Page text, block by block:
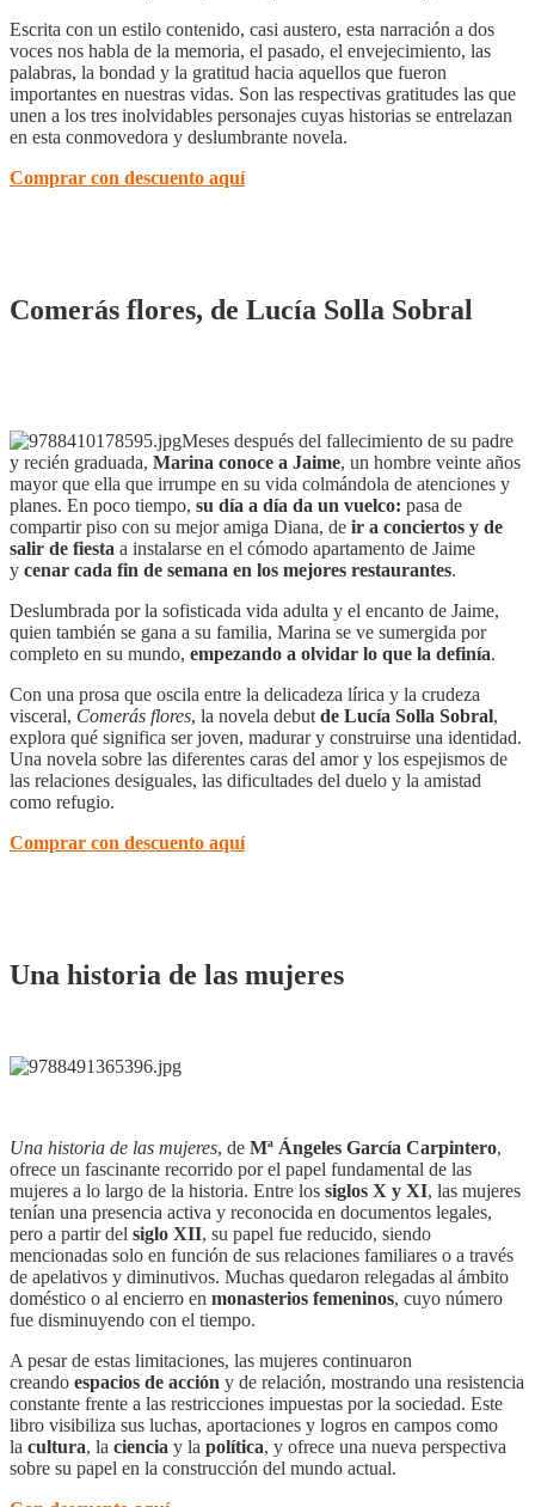
Escrita con un estilo contenido, casi austero, esta narración a dos
voces nos habla de la memoria, el pasado, el envejecimiento, las
palabras, la bondad y la gratitud hacia aquellos que fueron
importantes en nuestras vidas. Son las respectivas gratitudes las que
unen a los tres inolvidables personajes cuyas historias se entrelazan
en esta conmovedora y deslumbrante novela.
Comprar con descuento aquí
Comerás flores, de Lucía Solla Sobral
Meses después del fallecimiento de su padre
y recién graduada, Marina conoce a Jaime, un hombre veinte años
mayor que ella que irrumpe en su vida colmándola de atenciones y
planes. En poco tiempo, su día a día da un vuelco: pasa de
compartir piso con su mejor amiga Diana, de ir a conciertos y de
salir de fiesta a instalarse en el cómodo apartamento de Jaime
y cenar cada fin de semana en los mejores restaurantes.
Deslumbrada por la sofisticada vida adulta y el encanto de Jaime,
quien también se gana a su familia, Marina se ve sumergida por
completo en su mundo, empezando a olvidar lo que la definía.
Con una prosa que oscila entre la delicadeza lírica y la crudeza
visceral, Comerás flores, la novela debutde Lucía Solla Sobral,
explora qué significa ser joven, madurar y construirse una identidad.
Una novela sobre las diferentes caras del amor y los espejismos de
las relaciones desiguales, las dificultades del duelo y la amistad
como refugio.
Comprar con descuento aquí
Una historia de las mujeres
Una historia de las mujeres, de Mª Ángeles García Carpintero,
ofrece un fascinante recorrido por el papel fundamental de las
mujeres a lo largo de la historia. Entre los siglos X y XI, las mujeres
tenían una presencia activa y reconocida en documentos legales,
pero a partir del siglo XII, su papel fue reducido, siendo
mencionadas solo en función de sus relaciones familiares o a través
de apelativos y diminutivos. Muchas quedaron relegadas al ámbito
doméstico o al encierro en monasterios femeninos, cuyo número
fue disminuyendo con el tiempo.
A pesar de estas limitaciones, las mujeres continuaron
creando espacios de acción y de relación, mostrando una resistencia
constante frente a las restricciones impuestas por la sociedad. Este
libro visibiliza sus luchas, aportaciones y logros en campos como
la cultura, la ciencia y la política, y ofrece una nueva perspectiva
sobre su papel en la construcción del mundo actual.